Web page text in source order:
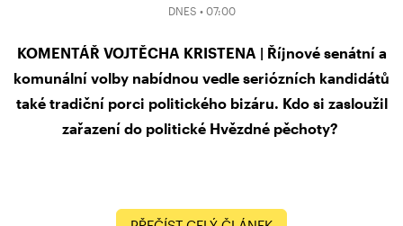
DNES • 07:00
KOMENTÁŘ VOJTĚCHA KRISTENA | Říjnové senátní a
komunální volby nabídnou vedle seriózních kandidátů
také tradiční porci politického bizáru. Kdo si zasloužil
zařazení do politické Hvězdné pěchoty?